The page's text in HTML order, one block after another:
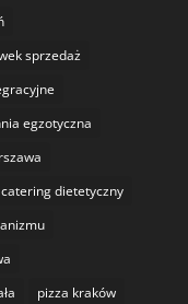
sprzedaż
egzotyczna
dietetyczny
pizza kraków